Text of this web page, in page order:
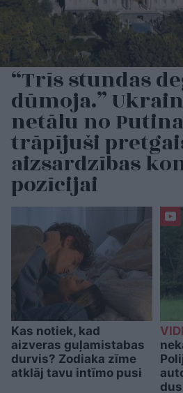
“Trīs stundas
dūmoja.”
netālu no
trāpījuši
aizsardzības
pozīcijai
Kas notiek, kad
aizveras guļamistabas
durvis? Zodiaka zīme
atklāj tavu intīmo pusi